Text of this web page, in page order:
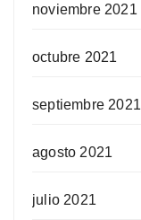
noviembre 2021
octubre 2021
septiembre 2021
agosto 2021
julio 2021